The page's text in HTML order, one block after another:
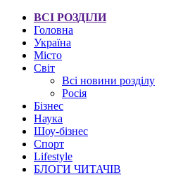
ВСІ РОЗДІЛИ
Головна
Україна
Місто
Світ
Всі новини розділу
Росія
Бізнес
Наука
Шоу-бізнес
Спорт
Lifestyle
БЛОГИ ЧИТАЧІВ